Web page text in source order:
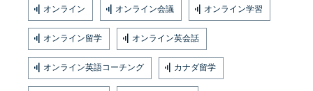
オンライン オンライン会議 オンライン学習
オンライン留学 オンライン英会話
オンライン英語コーチング カナダ留学